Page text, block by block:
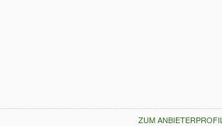
ZUM ANBIETERPROFIL